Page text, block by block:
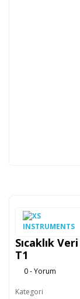
Sıcaklık
T1
0 - Yorum
Kategori